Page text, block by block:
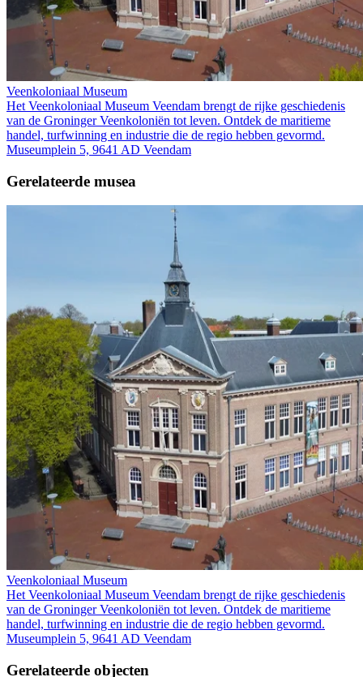
Veenkoloniaal Museum
Het Veenkoloniaal Museum Veendam brengt de rijke geschiedenis
van de Groninger Veenkoloniën tot leven. Ontdek de maritieme
handel, turfwinning en industrie die de regio hebben gevormd.
Museumplein 5, 9641 AD Veendam
Gerelateerde musea
Veenkoloniaal Museum
Het Veenkoloniaal Museum Veendam brengt de rijke geschiedenis
van de Groninger Veenkoloniën tot leven. Ontdek de maritieme
handel, turfwinning en industrie die de regio hebben gevormd.
Museumplein 5, 9641 AD Veendam
Gerelateerde objecten